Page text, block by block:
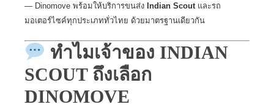
— Dinomove พร้อมให้บริการขนส่ง Indian Scoutและรถ
มอเตอร์ไซค์ทุกประเภททั่วไทย ด้วยมาตรฐานเดียวกัน
ทำไมเจ้าของ INDIAN
SCOUT ถึงเลือก
DINOMOVE